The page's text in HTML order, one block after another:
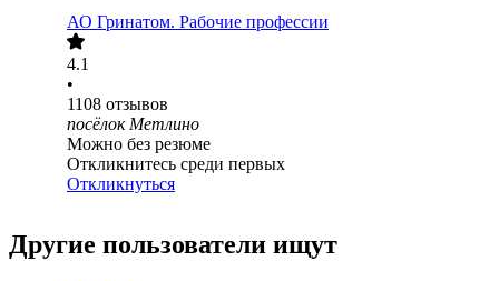
АО Гринатом. Рабочие профессии
4.1
•
1108 отзывов
посёлок Метлино
Можно без резюме
Откликнитесь среди первых
Откликнуться
Другие пользователи ищут